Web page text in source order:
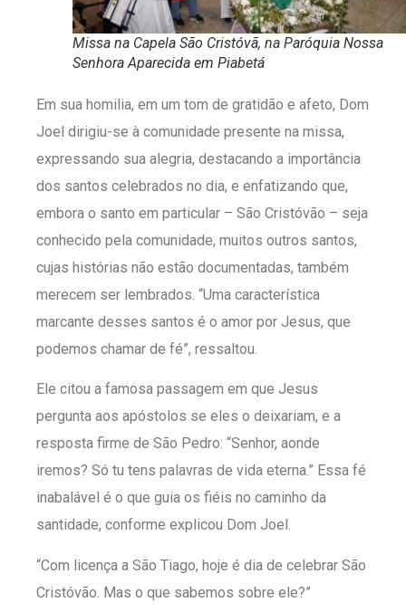
Missa na Capela São Cristóvã, na Paróquia Nossa
Senhora Aparecida em Piabetá
Em sua homilia, em um tom de gratidão e afeto, Dom
Joel dirigiu-se à comunidade presente na missa,
expressando sua alegria, destacando a importância
dos santos celebrados no dia, e enfatizando que,
embora o santo em particular – São Cristóvão – seja
conhecido pela comunidade, muitos outros santos,
cujas histórias não estão documentadas, também
merecem ser lembrados. “Uma característica
marcante desses santos é o amor por Jesus, que
podemos chamar de fé”, ressaltou.
Ele citou a famosa passagem em que Jesus
pergunta aos apóstolos se eles o deixariam, e a
resposta firme de São Pedro: “Senhor, aonde
iremos? Só tu tens palavras de vida eterna.” Essa fé
inabalável é o que guia os fiéis no caminho da
santidade, conforme explicou Dom Joel.
“Com licença a São Tiago, hoje é dia de celebrar São
Cristóvão. Mas o que sabemos sobre ele?”